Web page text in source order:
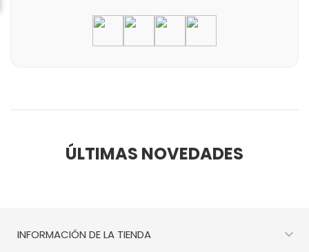
ÚLTIMAS NOVEDADES
INFORMACIÓN DE LA TIENDA 